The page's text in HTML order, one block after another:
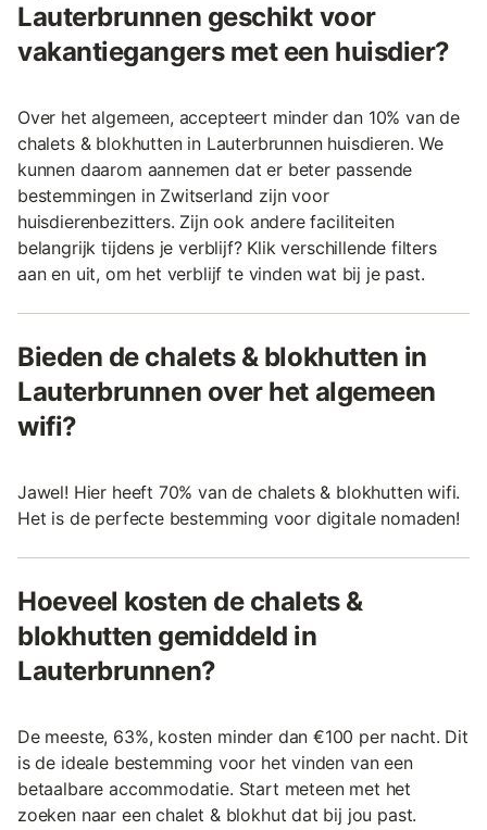
Lauterbrunnen geschikt voor
vakantiegangers met een huisdier?
Over het algemeen, accepteert minder dan 10% van de
chalets & blokhutten in Lauterbrunnen huisdieren. We
kunnen daarom aannemen dat er beter passende
bestemmingen in Zwitserland zijn voor
huisdierenbezitters. Zijn ook andere faciliteiten
belangrijk tijdens je verblijf? Klik verschillende filters
aan en uit, om het verblijf te vinden wat bij je past.
Bieden de chalets & blokhutten in
Lauterbrunnen over het algemeen
wifi?
Jawel! Hier heeft 70% van de chalets & blokhutten wifi.
Het is de perfecte bestemming voor digitale nomaden!
Hoeveel kosten de chalets &
blokhutten gemiddeld in
Lauterbrunnen?
De meeste, 63%, kosten minder dan €100 per nacht. Dit
is de ideale bestemming voor het vinden van een
betaalbare accommodatie. Start meteen met het
zoeken naar een chalet & blokhut dat bij jou past.